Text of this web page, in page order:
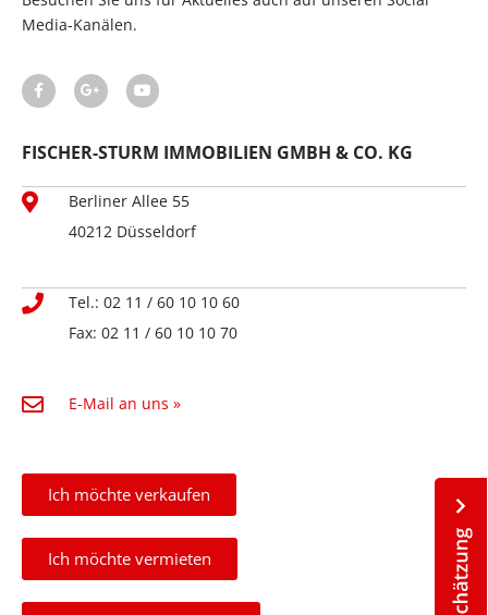
Media-Kanälen.
FISCHER-STURM IMMOBILIEN GMBH & CO. KG
Berliner Allee 55
40212 Düsseldorf
Tel.: 02 11 / 60 10 10 60
Fax: 02 11 / 60 10 10 70
E-Mail an uns »
Ich möchte verkaufen
Ich möchte vermieten